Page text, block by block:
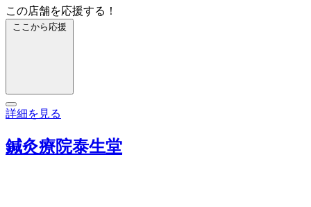
この店舗を応援する！
ここから応援
詳細を見る
鍼灸療院泰生堂